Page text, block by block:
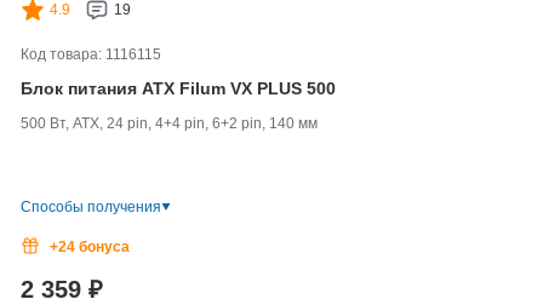
4.9 19
Код товара: 1116115
Блок питания ATX Filum VX PLUS 500
500 Вт, ATX, 24 pin, 4+4 pin, 6+2 pin, 140 мм
Способы получения
+24 бонуса
2 359 ₽